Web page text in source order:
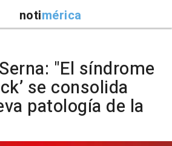
notimérica
"El síndrome
se consolida
patología de la